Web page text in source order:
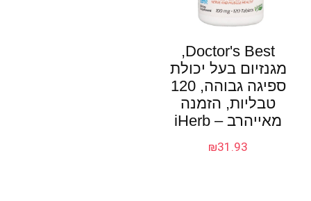
Doctor's Best,
מגנזיום בעל יכולת
ספיגה גבוהה, 120
טבליות, הזמנה
מאייהרב – iHerb
₪31.93